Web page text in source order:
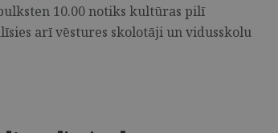
10.00 notiks kultūras pilī
arī vēstures skolotāji un vidusskolu